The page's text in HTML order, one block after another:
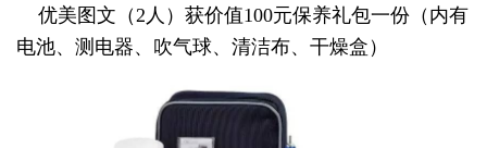
优美图文（2人）获价值100元保养礼包一份（内有
电池、测电器、吹气球、清洁布、干燥盒）